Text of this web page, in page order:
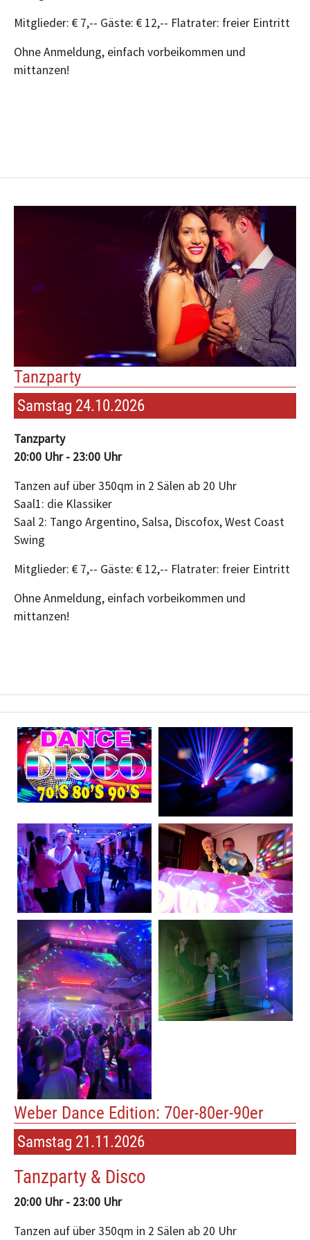
Mitglieder: € 7,-- Gäste: € 12,-- Flatrater: freier Eintritt
Ohne Anmeldung, einfach vorbeikommen und
mittanzen!
Tanzparty
Samstag 24.10.2026
Tanzparty
20:00 Uhr - 23:00 Uhr
Tanzen auf über 350qm in 2 Sälen ab 20 Uhr
Saal1: die Klassiker
Saal 2: Tango Argentino, Salsa, Discofox, West Coast
Swing
Mitglieder: € 7,-- Gäste: € 12,-- Flatrater: freier Eintritt
Ohne Anmeldung, einfach vorbeikommen und
mittanzen!
Weber Dance Edition: 70er-80er-90er
Samstag 21.11.2026
Tanzparty & Disco
20:00 Uhr - 23:00 Uhr
Tanzen auf über 350qm in 2 Sälen ab 20 Uhr